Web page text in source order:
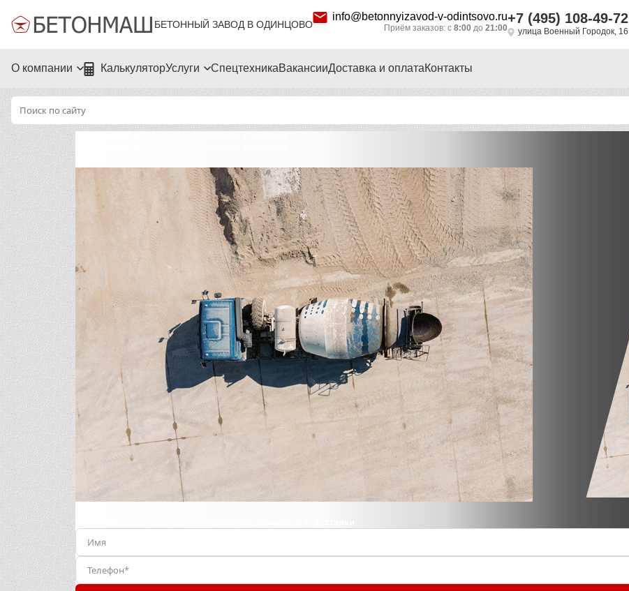
БЕТОННЫЙ ЗАВОД В ОДИНЦОВО
info@betonnyizavod-v-odintsovo.ru
Приём заказов: с 8:00 до 21:00
+7 (495) 108-49-72
улица Военный Городок, 16
О компании КалькуляторУслуги СпецтехникаВакансииДоставка и оплатаКонтакты